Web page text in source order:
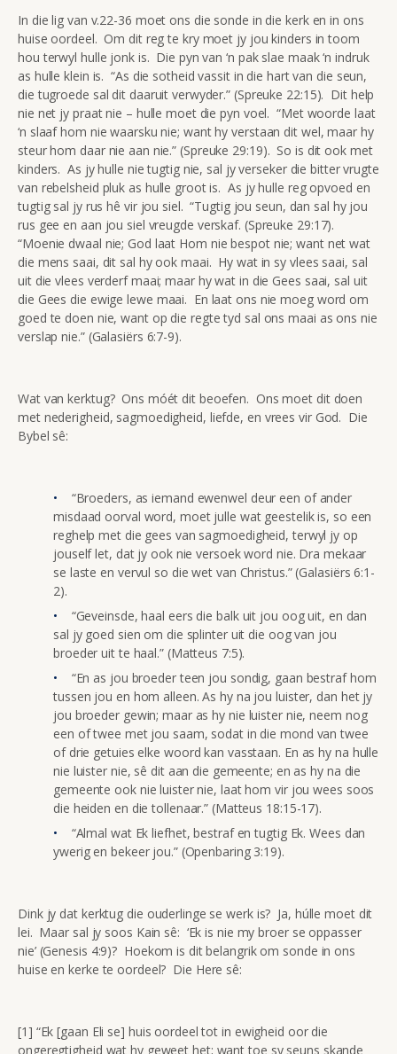
In die lig van v.22-36 moet ons die sonde in die kerk en in ons
huise oordeel. Om dit reg te kry moet jy jou kinders in toom
hou terwyl hulle jonk is. Die pyn van ‘n pak slae maak ‘n indruk
as hulle klein is. “As die sotheid vassit in die hart van die seun,
die tugroede sal dit daaruit verwyder.” (Spreuke 22:15). Dit help
nie net jy praat nie – hulle moet die pyn voel. “Met woorde laat
‘n slaaf hom nie waarsku nie; want hy verstaan dit wel, maar hy
steur hom daar nie aan nie.” (Spreuke 29:19). So is dit ook met
kinders. As jy hulle nie tugtig nie, sal jy verseker die bitter vrugte
van rebelsheid pluk as hulle groot is. As jy hulle reg opvoed en
tugtig sal jy rus hê vir jou siel. “Tugtig jou seun, dan sal hy jou
rus gee en aan jou siel vreugde verskaf. (Spreuke 29:17).
“Moenie dwaal nie; God laat Hom nie bespot nie; want net wat
die mens saai, dit sal hy ook maai. Hy wat in sy vlees saai, sal
uit die vlees verderf maai; maar hy wat in die Gees saai, sal uit
die Gees die ewige lewe maai. En laat ons nie moeg word om
goed te doen nie, want op die regte tyd sal ons maai as ons nie
verslap nie.” (Galasiërs 6:7-9).
Wat van kerktug? Ons móét dit beoefen. Ons moet dit doen
met nederigheid, sagmoedigheid, liefde, en vrees vir God. Die
Bybel sê:
“Broeders, as iemand ewenwel deur een of ander
misdaad oorval word, moet julle wat geestelik is, so een
reghelp met die gees van sagmoedigheid, terwyl jy op
jouself let, dat jy ook nie versoek word nie. Dra mekaar
se laste en vervul so die wet van Christus.” (Galasiërs 6:1-
2).
“Geveinsde, haal eers die balk uit jou oog uit, en dan
sal jy goed sien om die splinter uit die oog van jou
broeder uit te haal.” (Matteus 7:5).
“En as jou broeder teen jou sondig, gaan bestraf hom
tussen jou en hom alleen. As hy na jou luister, dan het jy
jou broeder gewin; maar as hy nie luister nie, neem nog
een of twee met jou saam, sodat in die mond van twee
of drie getuies elke woord kan vasstaan. En as hy na hulle
nie luister nie, sê dit aan die gemeente; en as hy na die
gemeente ook nie luister nie, laat hom vir jou wees soos
die heiden en die tollenaar.” (Matteus 18:15-17).
“Almal wat Ek liefhet, bestraf en tugtig Ek. Wees dan
ywerig en bekeer jou.” (Openbaring 3:19).
Dink jy dat kerktug die ouderlinge se werk is? Ja, húlle moet dit
lei. Maar sal jy soos Kain sê: ‘Ek is nie my broer se oppasser
nie’ (Genesis 4:9)? Hoekom is dit belangrik om sonde in ons
huise en kerke te oordeel? Die Here sê:
[1] “Ek [gaan Eli se] huis oordeel tot in ewigheid oor die
ongeregtigheid wat hy geweet het; want toe sy seuns skande